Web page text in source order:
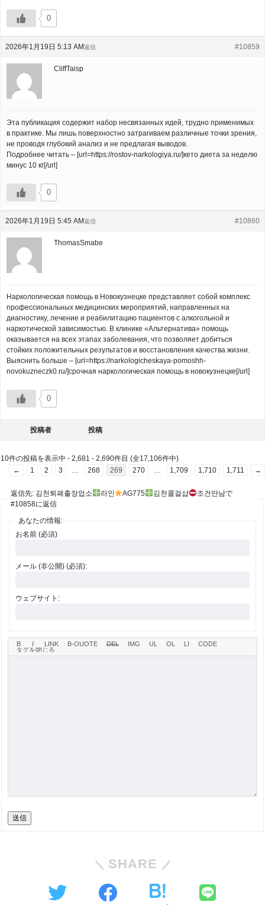
0
2026年1月19日 5:13 AM #10859
返信
CliffTaisp
Эта публикация содержит набор несвязанных идей, трудно применимых
в практике. Мы лишь поверхностно затрагиваем различные точки зрения,
не проводя глубокий анализ и не предлагая выводов.
Подробнее читать – [url=https://rostov-narkologiya.ru/]кето диета за неделю
минус 10 кг[/url]
0
2026年1月19日 5:45 AM #10860
返信
ThomasSmabe
Наркологическая помощь в Новокузнецке представляет собой комплекс
профессиональных медицинских мероприятий, направленных на
диагностику, лечение и реабилитацию пациентов с алкогольной и
наркотической зависимостью. В клинике «Альтернатива» помощь
оказывается на всех этапах заболевания, что позволяет добиться
стойких положительных результатов и восстановления качества жизни.
Выяснить больше – [url=https://narkologicheskaya-pomoshh-
novokuzneczk0.ru/]срочная наркологическая помощь в новокузнецке[/url]
0
投稿者 投稿
10件の投稿を表示中 - 2,681 - 2,690件目 (全17,106件中)
←
1 2 3 … 268 269 270 … 1,709 1,710 1,711 →
返信先: 김천퇴폐출장업소 라인 AG775 김천콜걸샵
조건만남で
#10858に返信
あなたの情報:
お名前 (必須)
メール (非公開) (必須):
ウェブサイト:
送信
SHARE